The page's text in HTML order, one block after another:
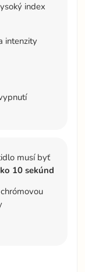
index
intenzity
musí byť
10 sekúnd